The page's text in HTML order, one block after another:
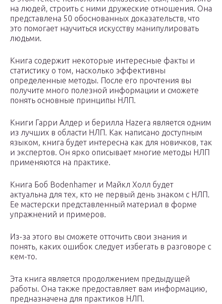
на людей, строить с ними дружеские отношения. Она
представлена 50 обоснованных доказательств, что
это помогает научиться искусству манипулировать
людьми.
Книга содержит некоторые интересные факты и
статистику о том, насколько эффективны
определенные методы. После его прочтения вы
получите много полезной информации и сможете
понять основные принципы НЛП.
Книги Гарри Алдер и берилла Hazera является одним
из лучших в области НЛП. Как написано доступным
языком, книга будет интересна как для новичков, так
и экспертов. Он ярко описывает многие методы НЛП
применяются на практике.
Книга Боб Bodenhamer и Майкл Холл будет
актуальна для тех, кто не первый день знаком с НЛП.
Ее мастерски представленный материал в форме
упражнений и примеров.
Из-за этого вы сможете отточить свои знания и
понять, каких ошибок следует избегать в разговоре с
кем-то.
Эта книга является продолжением предыдущей
работы. Она также предоставляет вам информацию,
предназначена для практиков НЛП.